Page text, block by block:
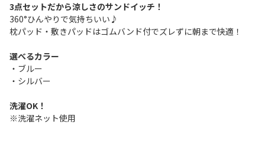
3点セットだから涼しさのサンドイッチ！
360°ひんやりで気持ちいい♪
枕パッド・敷きパッドはゴムバンド付でズレずに朝まで快適！
選べるカラー
・ブルー
・シルバー
洗濯OK！
※洗濯ネット使用